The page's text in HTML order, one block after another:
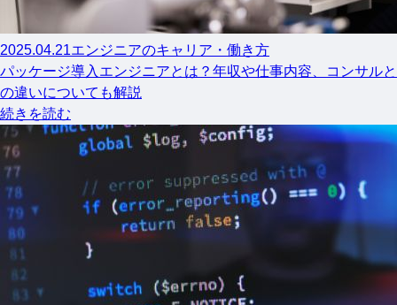
2025.04.21エンジニアのキャリア・働き方
パッケージ導入エンジニアとは？年収や仕事内容、コンサルと
の違いについても解説
続きを読む